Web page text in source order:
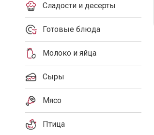
Сладости и десерты
Готовые блюда
Молоко и яйца
Сыры
Мясо
Птица